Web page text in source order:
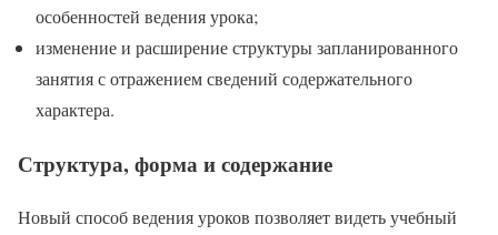
особенностей ведения урока;
изменение и расширение структуры запланированного
занятия с отражением сведений содержательного
характера.
Структура, форма и содержание
Новый способ ведения уроков позволяет видеть учебный